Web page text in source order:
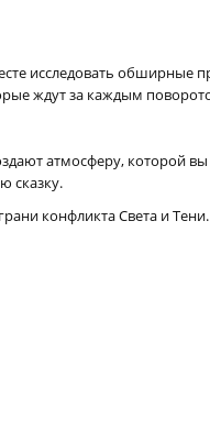
исследовать обширные
ждут за каждым
атмосферу, которой вы
сказку.
конфликта Света и